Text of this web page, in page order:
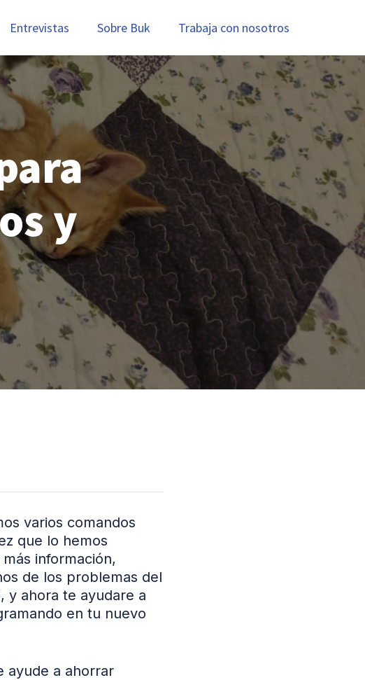
Entrevistas Sobre Buk Trabaja con nosotros
y
varios comandos
que lo hemos
información,
de los problemas del
y ahora te ayudare a
en tu nuevo
ayude a ahorrar